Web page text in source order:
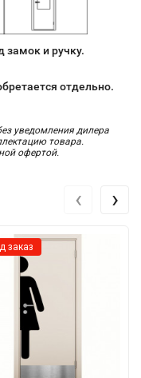
замок и ручку.
отдельно.
уведомления дилера
товара.
офертой.
заказ
‹ ›